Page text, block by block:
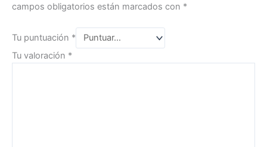
campos obligatorios están marcados con *
Tu puntuación *
Tu valoración *